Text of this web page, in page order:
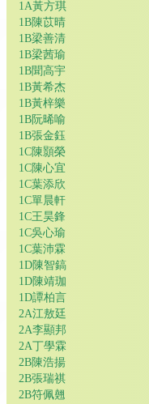
1A黃方琪
1B陳苡晴
1B梁善清
1B梁茜瑜
1B聞高宇
1B黃希杰
1B黃梓樂
1B阮晞喻
1B張金鈺
1C陳顥榮
1C陳心宜
1C葉添欣
1C單晨軒
1C王昊鋒
1C吳心瑜
1C葉沛霖
1D陳智鎬
1D陳靖珈
1D譚柏言
2A江敖廷
2A李顯邦
2A丁學霖
2B陳浩揚
2B張瑞祺
2B符佩翹